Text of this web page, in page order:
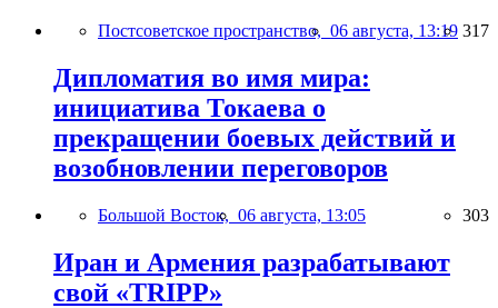
Постсоветское пространство, 06 августа, 13:19 317
Дипломатия во имя мира:
инициатива Токаева о
прекращении боевых действий и
возобновлении переговоров
Большой Восток, 06 августа, 13:05 303
Иран и Армения разрабатывают
свой «TRIPP»